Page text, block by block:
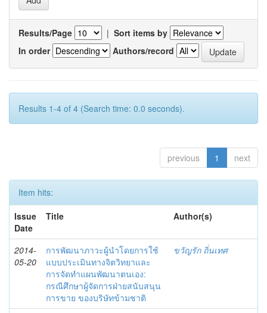
Results/Page | Sort items by
In order
Authors/record
Results 1-4 of 4 (Search time: 0.0 seconds).
previous 1 next
Item hits:
Issue
Date
Title Author(s)
2014-
05-20
การพัฒนาภาวะผู้นำโดยการใช้
แบบประเมินทางจิตวิทยาและ
การจัดทำแผนพัฒนาตนเอง:
กรณีศึกษาผู้จัดการฝ่ายสนับสนุน
การขาย ของบริษัทข้ามชาติ
ขวัญรัก ถิ่นเทศ